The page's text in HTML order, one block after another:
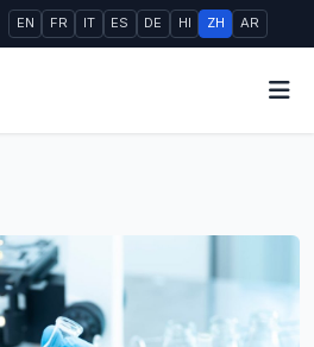
EN FR IT ES DE HI ZH AR